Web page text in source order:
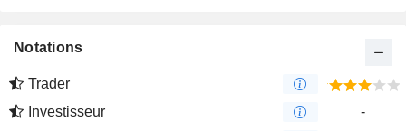
Notations
Trader
Investisseur
-